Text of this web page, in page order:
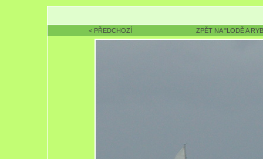
< PŘEDCHOZÍ ZPĚT NA "LODĚ A